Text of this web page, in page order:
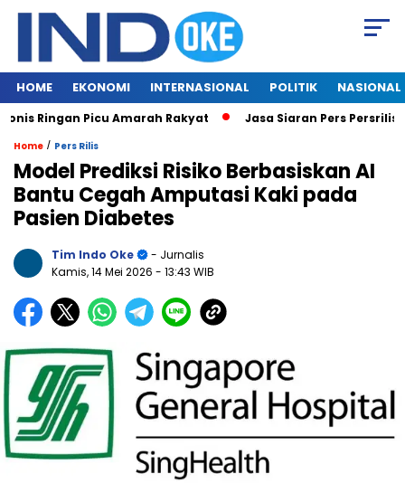
HOME EKONOMI INTERNASIONAL POLITIK NASIONAL
Ringan Picu Amarah Rakyat Jasa Siaran Pers
Home / Pers Rilis
Model Prediksi Risiko Berbasiskan AI
Bantu Cegah Amputasi Kaki pada
Pasien Diabetes
Tim Indo Oke
- Jurnalis
Kamis, 14 Mei 2026 - 13:43 WIB